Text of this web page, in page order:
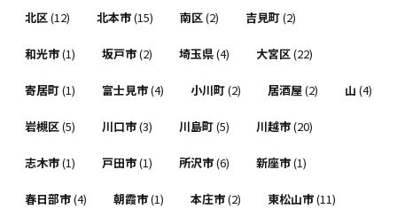
北区(12) 北本市(15) 南区(2) 吉見町(2)
和光市(1) 坂戸市(2) 埼玉県(4) 大宮区(22)
寄居町(1) 富士見市(4) 小川町(2) 居酒屋(2) 山 (4)
岩槻区(5) 川口市(3) 川島町(5) 川越市(20)
志木市(1) 戸田市(1) 所沢市(6) 新座市(1)
春日部市(4) 朝霞市(1) 本庄市(2) 東松山市(11)